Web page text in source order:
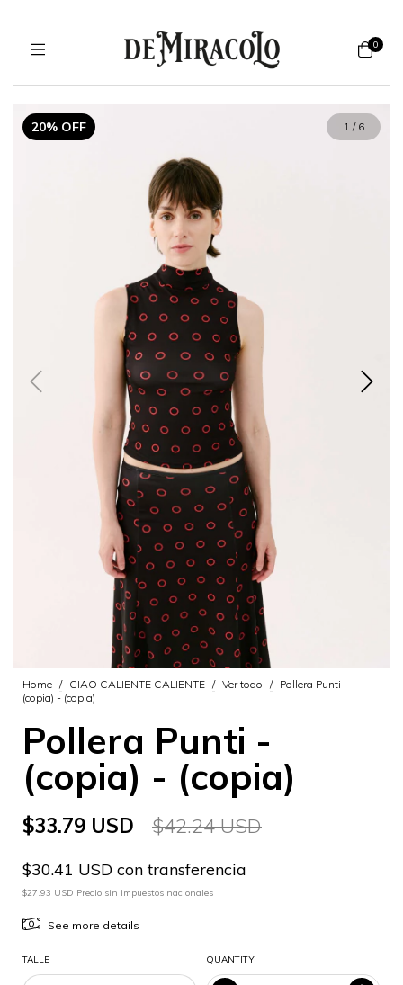
0
20% OFF 1 / 6
Home / CIAO CALIENTE CALIENTE / Ver todo / Pollera Punti -
(copia) - (copia)
Pollera Punti -
(copia) - (copia)
$33.79 USD $42.24 USD
$30.41 USD con transferencia
$27.93 USD Precio sin impuestos nacionales
See more details
TALLE QUANTITY